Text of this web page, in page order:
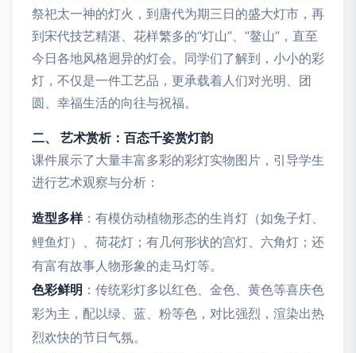
祭祀太一神的灯火，到唐代为期三日的盛大灯市，再
到宋代技艺精湛、花样繁多的“灯山”、“鳌山”，直至
今日各地风格迥异的灯会。同学们了解到，小小的彩
灯，不仅是一件工艺品，更承载着人们对光明、团
圆、幸福生活的向往与祝福。
二、 艺术赏析：百态千姿赏灯韵
课件展示了大量丰富多彩的彩灯实物图片，引导学生
进行艺术观察与分析：
造型多样：有模仿动植物形态的生肖灯（如兔子灯、
鲤鱼灯）、荷花灯；有几何形状的宫灯、六角灯；还
有富有故事人物形象的走马灯等。
色彩鲜明 ：传统彩灯多以红色、金色、黄色等喜庆色
彩为主，配以绿、蓝、粉等色，对比强烈，渲染出热
烈欢快的节日气氛。